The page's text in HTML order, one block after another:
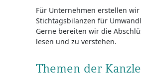
Für Unternehmen erstellen
Stichtagsbilanzen für
Gerne bereiten wir die
lesen und zu verstehen.
Themen der